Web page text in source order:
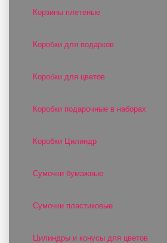
Корзины плетеные
Коробки для подарков
Коробки для цветов
Коробки подарочные в наборах
Коробки Цилиндр
Сумочки бумажные
Сумочки пластиковые
Цилиндры и конусы для цветов